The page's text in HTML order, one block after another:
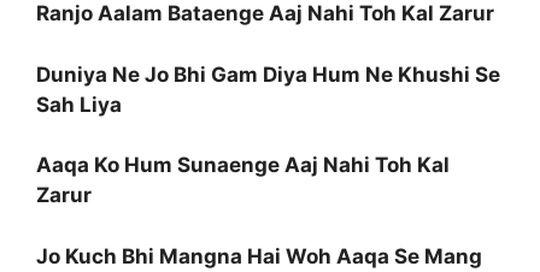
Ranjo Aalam Bataenge Aaj Nahi Toh Kal Zarur
Duniya Ne Jo Bhi Gam Diya Hum Ne Khushi Se
Sah Liya
Aaqa Ko Hum Sunaenge Aaj Nahi Toh Kal
Zarur
Jo Kuch Bhi Mangna Hai Woh Aaqa Se Mang